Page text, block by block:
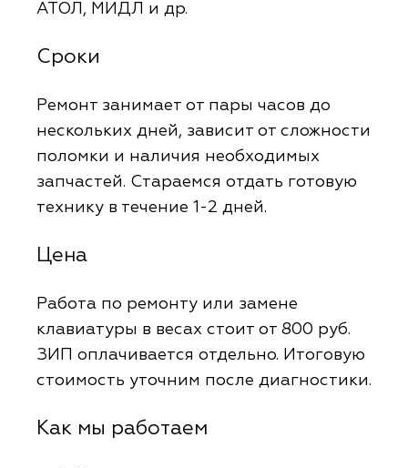
АТОЛ, МИДЛ и др.
Сроки
Ремонт занимает от пары часов до
нескольких дней, зависит от сложности
поломки и наличия необходимых
запчастей. Стараемся отдать готовую
технику в течение 1-2 дней.
Цена
Работа по ремонту или замене
клавиатуры в весах стоит от 800 руб.
ЗИП оплачивается отдельно. Итоговую
стоимость уточним после диагностики.
Как мы работаем